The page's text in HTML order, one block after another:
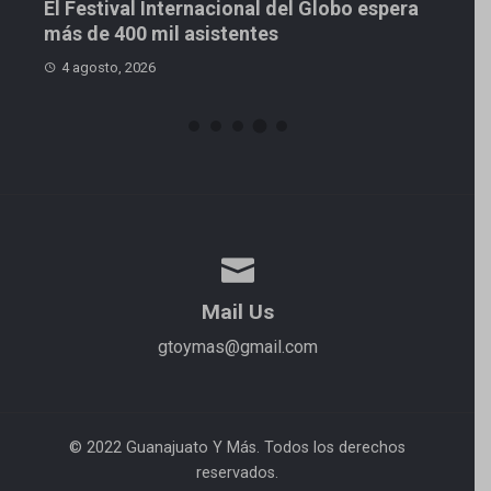
El Festival Internacional del Globo espera
más de 400 mil asistentes
4 agosto, 2026
Mail Us
gtoymas@gmail.com
© 2022 Guanajuato Y Más. Todos los derechos
reservados.